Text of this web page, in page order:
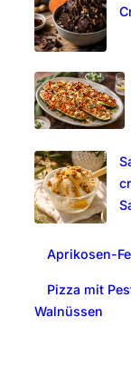
Aprikosen-
Pizza mit
Walnüssen